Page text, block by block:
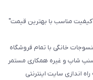
مناسب با بهترین قیمت"
خانگی با تمام فروشگاه
شاپ و غیره همکاری مستمر
اندازی سایت اینترنتی